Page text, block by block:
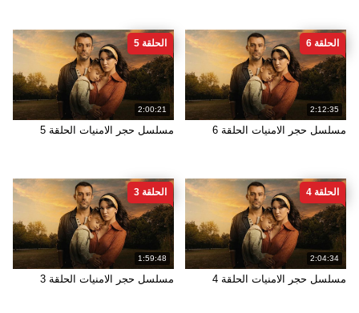
2:12:35
الحلقة 6
مسلسل حجر الامنيات الحلقة 6
2:00:21
الحلقة 5
مسلسل حجر الامنيات الحلقة 5
2:04:34
الحلقة 4
مسلسل حجر الامنيات الحلقة 4
1:59:48
الحلقة 3
مسلسل حجر الامنيات الحلقة 3